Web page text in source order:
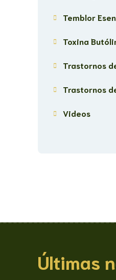
Temblor
Toxina
Trastornos
Trastornos
Videos
Últimas